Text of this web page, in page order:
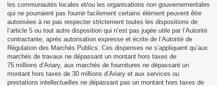
les communautés locales et/ou les organisations non gouvernementales
qui ne pourraient pas fournir facilement certains élément peuvent être
autorisées à ne pas respecter strictement toutes les dispositions de
l’article 5 ou tout autre disposition qui n’est pas jugée utile par l’Autorité
contractante, après autorisation expresse et écrite de l’Autorité de
Régulation des Marchés Publics. Ces dispenses ne s’appliquent qu’aux
marchés de travaux ne dépassant un montant hors taxes de
75 millions d’Ariary, aux marchés de fournitures ne dépassant un
montant hors taxes de 30 millions d’Ariary et aux services ou
prestations intellectuelles ne dépassant pas un montant hors taxes de